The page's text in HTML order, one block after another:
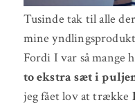
Tusinde tak til alle
mine
Fordi I var så mange
to ekstra sæt i
jeg fået lov at trække